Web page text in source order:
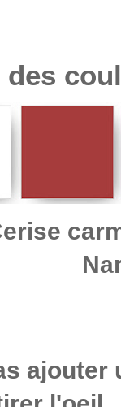
des
ajouter